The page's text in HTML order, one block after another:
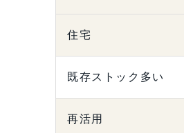
住宅
既存ストック多い
再活用